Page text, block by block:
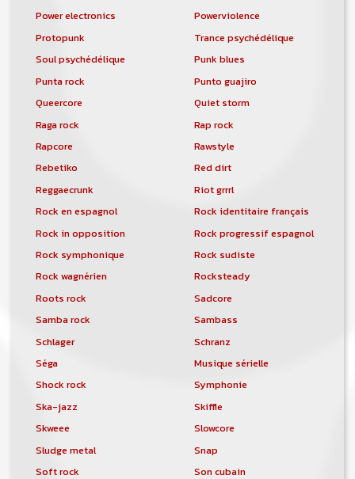
Power electronics
Powerviolence
Protopunk
Trance psychédélique
Soul psychédélique
Punk blues
Punta rock
Punto guajiro
Queercore
Quiet storm
Raga rock
Rap rock
Rapcore
Rawstyle
Rebetiko
Red dirt
Reggaecrunk
Riot grrrl
Rock en espagnol
Rock identitaire français
Rock in opposition
Rock progressif espagnol
Rock symphonique
Rock sudiste
Rock wagnérien
Rocksteady
Roots rock
Sadcore
Samba rock
Sambass
Schlager
Schranz
Séga
Musique sérielle
Shock rock
Symphonie
Ska-jazz
Skiffle
Skweee
Slowcore
Sludge metal
Snap
Soft rock
Son cubain